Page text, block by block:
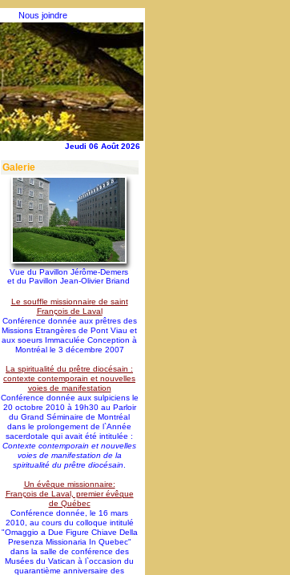
Nous joindre
Jeudi 06 Août 2026
Galerie
Vue du Pavillon Jérôme-Demers
et du Pavillon Jean-Olivier Briand
Le souffle missionnaire de saint
François de Laval
Conférence donnée aux prêtres des
Missions Etrangères de Pont Viau et
aux soeurs Immaculée Conception à
Montréal le 3 décembre 2007
La spiritualité du prêtre diocésain :
contexte contemporain et nouvelles
voies de manifestation
Conférence donnée aux sulpiciens le
20 octobre 2010 à 19h30 au Parloir
du Grand Séminaire de Montréal
dans le prolongement de l`Année
sacerdotale qui avait été intitulée :
Contexte contemporain et nouvelles
voies de manifestation de la
spiritualité du prêtre diocésain
Un évêque missionnaire:
François de Laval, premier évêque
de Québec
Conférence donnée, le 16 mars
2010, au cours du colloque intitulé
"Omaggio a Due Figure Chiave Della
Presenza Missionaria In Quebec"
dans la salle de conférence des
Musées du Vatican à l`occasion du
quarantième anniversaire des